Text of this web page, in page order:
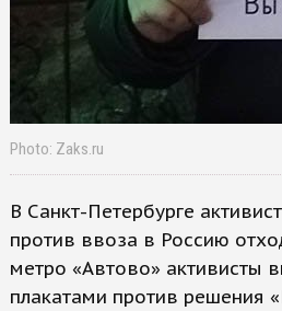
Photo: Zaks.ru
В Санкт-Петербурге
против ввоза в Россию
метро «Автово» активисты
плакатами против решения